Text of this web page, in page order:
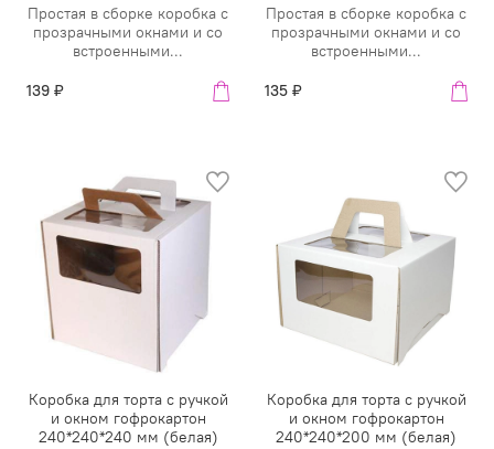
Простая в сборке коробка с
прозрачными окнами и со
встроенными...
139 ₽
Простая в сборке коробка с
прозрачными окнами и со
встроенными...
135 ₽
Коробка для торта с ручкой
и окном гофрокартон
240*240*240 мм (белая)
Коробка для торта с ручкой
и окном гофрокартон
240*240*200 мм (белая)